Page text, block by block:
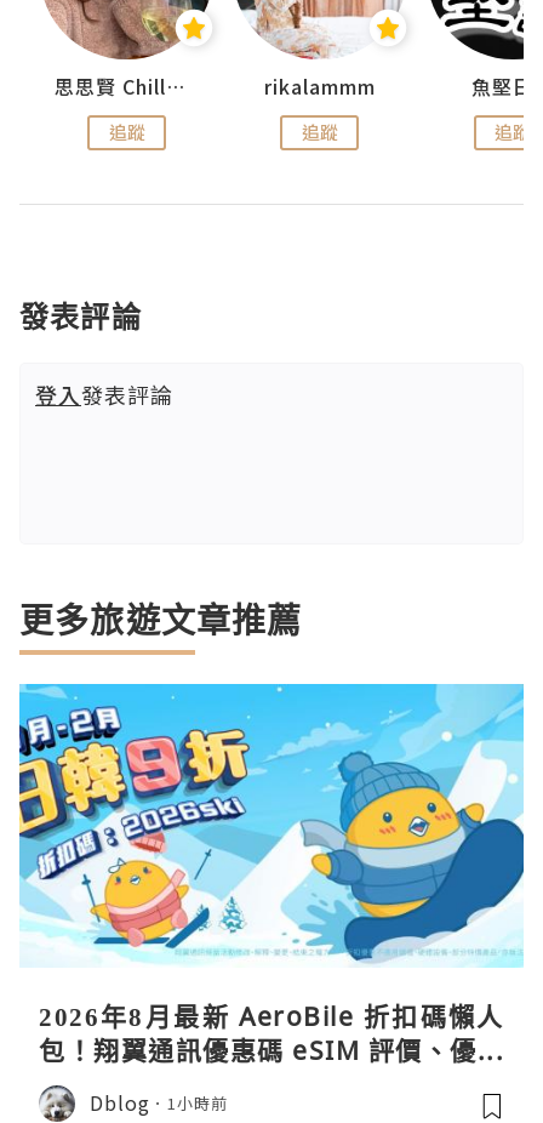
思思賢 ChillMyBabe
追蹤
rikalammm
追蹤
魚堅日
追蹤
發表評論
登入發表評論
更多旅遊文章推薦
2026年8月最新 AeroBile 折扣碼懶人
包！翔翼通訊優惠碼 eSIM 評價、優缺
點、蝴蝶wifi機教學完整整理
Dblog 1小時前